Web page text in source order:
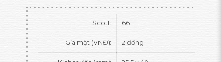
Scott: 66
Giá mặt (VNĐ): 2 đồng